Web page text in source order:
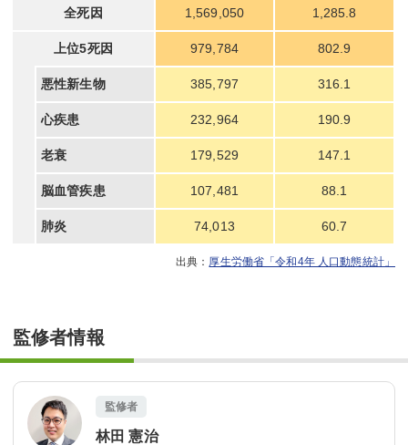
全死因 1,569,050 1,285.8
上位5死因 979,784 802.9
悪性新生物 385,797 316.1
心疾患 232,964 190.9
老衰 179,529 147.1
脳血管疾患 107,481 88.1
肺炎 74,013 60.7
厚生労働省「令和4年 人口動態統計」
監修者情報
監修者
林田 憲治